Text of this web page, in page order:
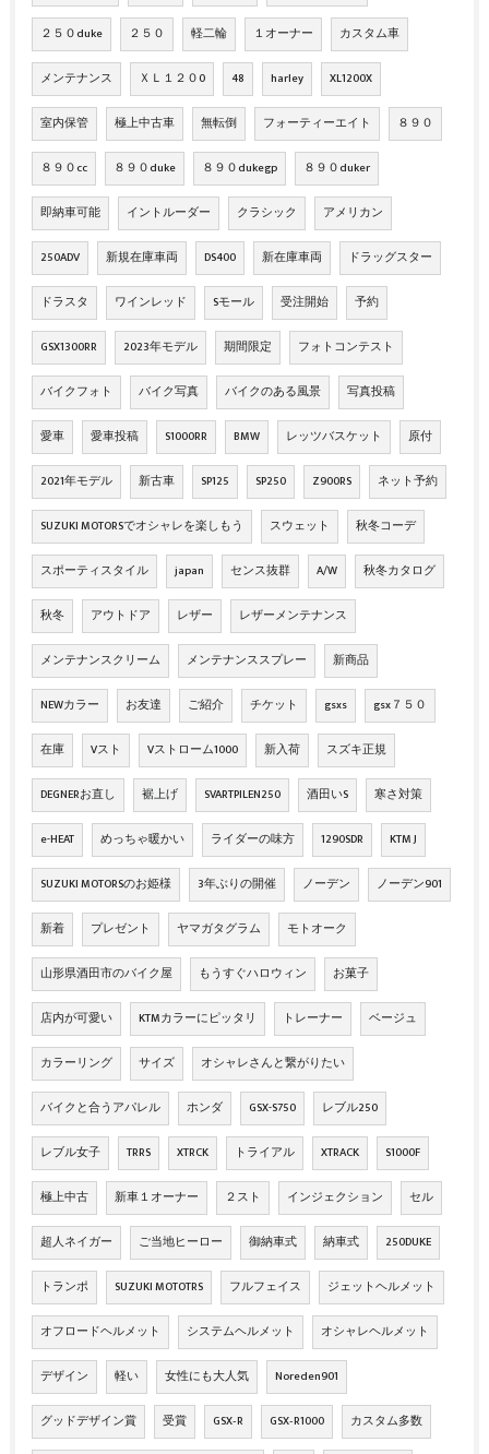
２５０duke ２５０ 軽二輪 １オーナー カスタム車
メンテナンス ＸＬ１２０0 48 harley XL1200X
室内保管 極上中古車 無転倒 フォーティーエイト ８９０
８９０cc ８９０duke ８９０dukegp ８９０duker
即納車可能 イントルーダー クラシック アメリカン
250ADV 新規在庫車両 DS400 新在庫車両 ドラッグスター
ドラスタ ワインレッド Sモール 受注開始 予約
GSX1300RR 2023年モデル 期間限定 フォトコンテスト
バイクフォト バイク写真 バイクのある風景 写真投稿
愛車 愛車投稿 S1000RR BMW レッツバスケット 原付
2021年モデル 新古車 SP125 SP250 Z900RS ネット予約
SUZUKI MOTORSでオシャレを楽しもう スウェット 秋冬コーデ
スポーティスタイル japan センス抜群 A/W 秋冬カタログ
秋冬 アウトドア レザー レザーメンテナンス
メンテナンスクリーム メンテナンススプレー 新商品
NEWカラー お友達 ご紹介 チケット gsxs gsx７５０
在庫 Vスト Vストローム1000 新入荷 スズキ正規
DEGNERお直し 裾上げ SVARTPILEN250 酒田いS 寒さ対策
e-HEAT めっちゃ暖かい ライダーの味方 1290SDR KTM J
SUZUKI MOTORSのお姫様 3年ぶりの開催 ノーデン ノーデン901
新着 プレゼント ヤマガタグラム モトオーク
山形県酒田市のバイク屋 もうすぐハロウィン お菓子
店内が可愛い KTMカラーにピッタリ トレーナー ベージュ
カラーリング サイズ オシャレさんと繋がりたい
バイクと合うアパレル ホンダ GSX-S750 レブル250
レブル女子 TRRS XTRCK トライアル XTRACK S1000F
極上中古 新車１オーナー ２スト インジェクション セル
超人ネイガー ご当地ヒーロー 御納車式 納車式 250DUKE
トランポ SUZUKI MOTOTRS フルフェイス ジェットヘルメット
オフロードヘルメット システムヘルメット オシャレヘルメット
デザイン 軽い 女性にも大人気 Noreden901
グッドデザイン賞 受賞 GSX‐R GSX‐R1000 カスタム多数